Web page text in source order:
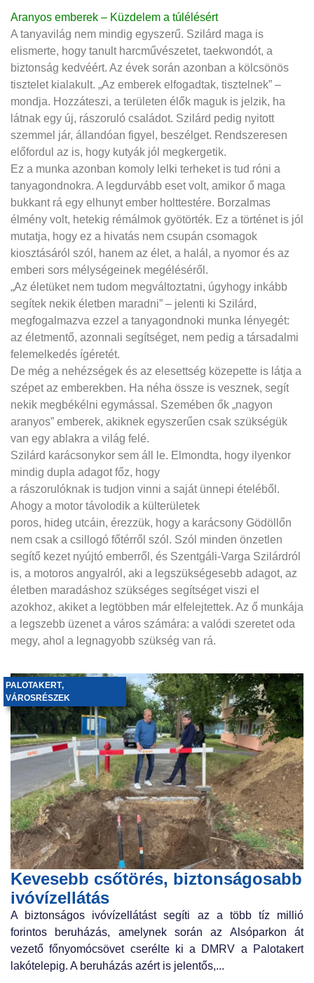
Aranyos emberek – Küzdelem a túlélésért
A tanyavilág nem mindig egyszerű. Szilárd maga is
elismerte, hogy tanult harcművészetet, taekwondót, a
biztonság kedvéért. Az évek során azonban a kölcsönös
tisztelet kialakult. „Az emberek elfogadtak, tisztelnek” –
mondja. Hozzáteszi, a területen élők maguk is jelzik, ha
látnak egy új, rászoruló családot. Szilárd pedig nyitott
szemmel jár, állandóan figyel, beszélget. Rendszeresen
előfordul az is, hogy kutyák jól megkergetik.
Ez a munka azonban komoly lelki terheket is tud róni a
tanyagondnokra. A legdurvább eset volt, amikor ő maga
bukkant rá egy elhunyt ember holttestére. Borzalmas
élmény volt, hetekig rémálmok gyötörték. Ez a történet is jól
mutatja, hogy ez a hivatás nem csupán csomagok
kiosztásáról szól, hanem az élet, a halál, a nyomor és az
emberi sors mélységeinek megéléséről.
„Az életüket nem tudom megváltoztatni, úgyhogy inkább
segítek nekik életben maradni” – jelenti ki Szilárd,
megfogalmazva ezzel a tanyagondnoki munka lényegét:
az életmentő, azonnali segítséget, nem pedig a társadalmi
felemelkedés ígéretét.
De még a nehézségek és az elesettség közepette is látja a
szépet az emberekben. Ha néha össze is vesznek, segít
nekik megbékélni egymással. Szemében ők „nagyon
aranyos” emberek, akiknek egyszerűen csak szükségük
van egy ablakra a világ felé.
Szilárd karácsonykor sem áll le. Elmondta, hogy ilyenkor
mindig dupla adagot főz, hogy
a rászorulóknak is tudjon vinni a saját ünnepi ételéből.
Ahogy a motor távolodik a külterületek
poros, hideg utcáin, érezzük, hogy a karácsony Gödöllőn
nem csak a csillogó főtérről szól. Szól minden önzetlen
segítő kezet nyújtó emberről, és Szentgáli-Varga Szilárdról
is, a motoros angyalról, aki a legszükségesebb adagot, az
életben maradáshoz szükséges segítséget viszi el
azokhoz, akiket a legtöbben már elfelejtettek. Az ő munkája
a legszebb üzenet a város számára: a valódi szeretet oda
megy, ahol a legnagyobb szükség van rá.
Kevesebb csőtörés, biztonságosabb
ivóvízellátás
PALOTAKERT,
VÁROSRÉSZEK
A biztonságos ivóvízellátást segíti az a több tíz millió
forintos beruházás, amelynek során az Alsóparkon át
vezető főnyomócsövet cserélte ki a DMRV a Palotakert
lakótelepig. A beruházás azért is jelentős,...